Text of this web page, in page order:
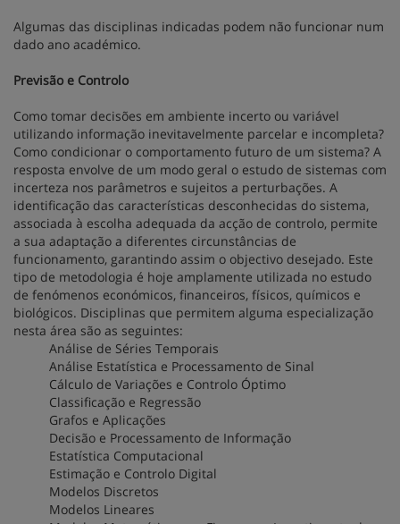
Algumas das disciplinas indicadas podem não funcionar num
dado ano académico.
Previsão e Controlo
Como tomar decisões em ambiente incerto ou variável
utilizando informação inevitavelmente parcelar e incompleta?
Como condicionar o comportamento futuro de um sistema? A
resposta envolve de um modo geral o estudo de sistemas com
incerteza nos parâmetros e sujeitos a perturbações. A
identificação das características desconhecidas do sistema,
associada à escolha adequada da acção de controlo, permite
a sua adaptação a diferentes circunstâncias de
funcionamento, garantindo assim o objectivo desejado. Este
tipo de metodologia é hoje amplamente utilizada no estudo
de fenómenos económicos, financeiros, físicos, químicos e
biológicos. Disciplinas que permitem alguma especialização
nesta área são as seguintes:
Análise de Séries Temporais
Análise Estatística e Processamento de Sinal
Cálculo de Variações e Controlo Óptimo
Classificação e Regressão
Grafos e Aplicações
Decisão e Processamento de Informação
Estatística Computacional
Estimação e Controlo Digital
Modelos Discretos
Modelos Lineares